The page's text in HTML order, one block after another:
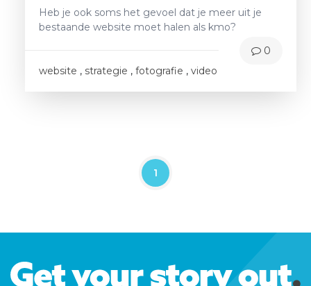
Heb je ook soms het gevoel dat je meer uit je
bestaande website moet halen als kmo?
website , strategie , fotografie , video
0
1